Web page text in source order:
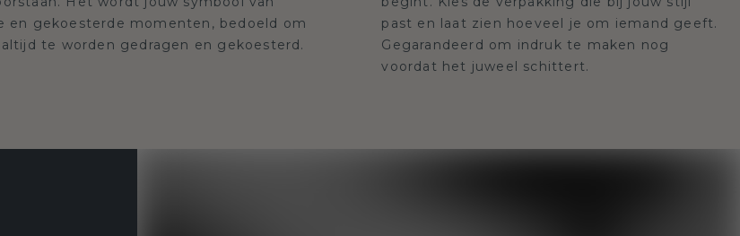
en gekoesterde momenten, bedoeld om
te worden gedragen en gekoesterd.
past en laat zien hoeveel je om iemand geeft.
Gegarandeerd om indruk te maken nog
voordat het juweel schittert.